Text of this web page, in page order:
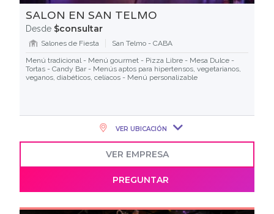
SALON EN SAN TELMO
Desde $consultar
Salones de Fiesta
San Telmo - CABA
Menú tradicional - Menú gourmet - Pizza Libre - Mesa Dulce -
Tortas - Candy Bar - Menús aptos para hipertensos, vegetarianos,
veganos, diabéticos, celíacos - Menú personalizable
VER UBICACIÓN
VER EMPRESA
PREGUNTAR